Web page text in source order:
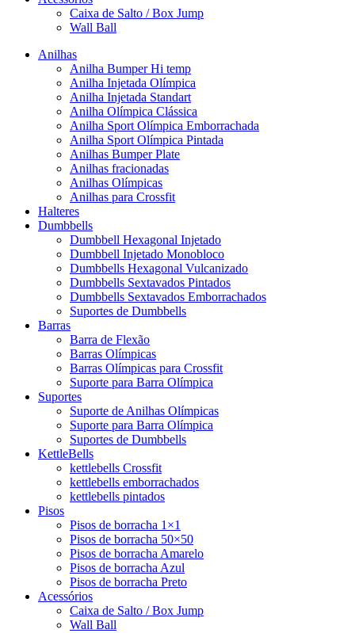
Caixa de Salto / Box Jump
Wall Ball
Anilhas
Anilha Bumper Hi temp
Anilha Injetada Olímpica
Anilha Injetada Standart
Anilha Olímpica Clássica
Anilha Sport Olímpica Emborrachada
Anilha Sport Olímpica Pintada
Anilhas Bumper Plate
Anilhas fracionadas
Anilhas Olímpicas
Anilhas para Crossfit
Halteres
Dumbbells
Dumbbell Hexagonal Injetado
Dumbbell Injetado Monobloco
Dumbbells Hexagonal Vulcanizado
Dumbbells Sextavados Pintados
Dumbbells Sextavados Emborrachados
Suportes de Dumbbells
Barras
Barra de Flexão
Barras Olímpicas
Barras Olímpicas para Crossfit
Suporte para Barra Olímpica
Suportes
Suporte de Anilhas Olímpicas
Suporte para Barra Olímpica
Suportes de Dumbbells
KettleBells
kettlebells Crossfit
kettlebells emborrachados
kettlebells pintados
Pisos
Pisos de borracha 1×1
Pisos de borracha 50×50
Pisos de borracha Amarelo
Pisos de borracha Azul
Pisos de borracha Preto
Acessórios
Caixa de Salto / Box Jump
Wall Ball